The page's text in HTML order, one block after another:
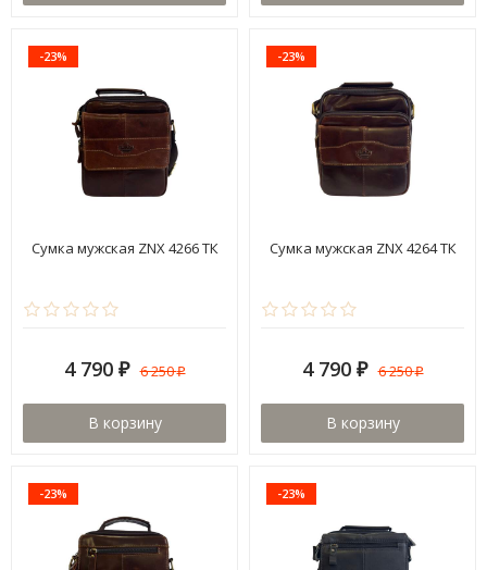
-23%
Сумка мужская ZNX 4266 ТК
4 790 ₽ 6 250₽
В корзину
-23%
Сумка мужская ZNX 4264 ТК
4 790 ₽ 6 250₽
В корзину
-23% -23%